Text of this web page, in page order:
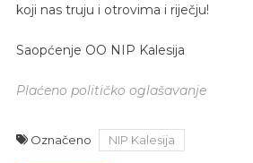
koji nas truju i otrovima i riječju!
Saopćenje OO NIP Kalesija
Plaćeno političko oglašavanje
Označeno NIP Kalesija